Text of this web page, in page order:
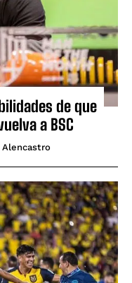
de que
a BSC